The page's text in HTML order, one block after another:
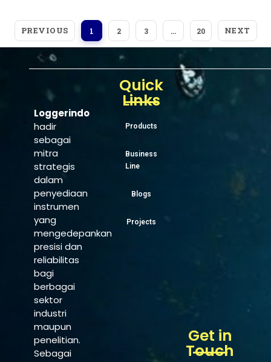
PREVIOUS 1 2 3 … 20 NEXT
Loggerindo
hadir
sebagai
mitra
strategis
dalam
penyediaan
instrumen
yang
mengedepankan
presisi dan
reliabilitas
bagi
berbagai
sektor
industri
maupun
penelitian.
Sebagai
Quick
Links
Products
Business
Line
Blogs
Projects
Get in
Touch